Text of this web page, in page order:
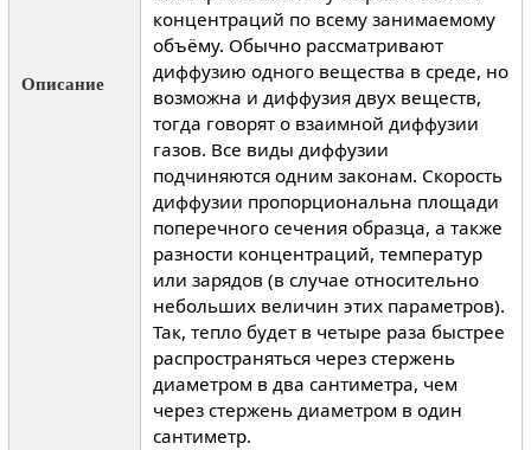
Описание
концентраций по всему занимаемому
объёму. Обычно рассматривают
диффузию одного вещества в среде, но
возможна и диффузия двух веществ,
тогда говорят о взаимной диффузии
газов. Все виды диффузии
подчиняются одним законам. Скорость
диффузии пропорциональна площади
поперечного сечения образца, а также
разности концентраций, температур
или зарядов (в случае относительно
небольших величин этих параметров).
Так, тепло будет в четыре раза быстрее
распространяться через стержень
диаметром в два сантиметра, чем
через стержень диаметром в один
сантиметр.